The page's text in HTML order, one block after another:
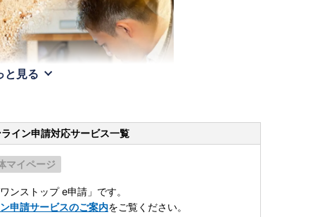
と見る
イン申請対応サービス一覧
マイページ
ンストップ e申請」です。
申請サービスのご案内をご覧ください。